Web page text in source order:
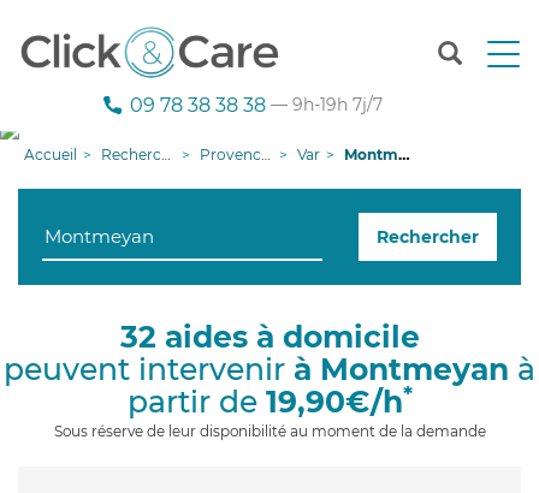
T
n
g
i
09 78 38 38 38 — 9h-19h 7j/7
Accueil Recherche aide à domicile Provence-Alpes-Côte d'Azur Var Montmeyan
Rechercher
32 aides à domicile
peuvent intervenir à Montmeyan à
partir de 19,90€/h*
Sous réserve de leur disponibilité au moment de la demande